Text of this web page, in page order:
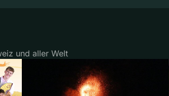
und aller Welt